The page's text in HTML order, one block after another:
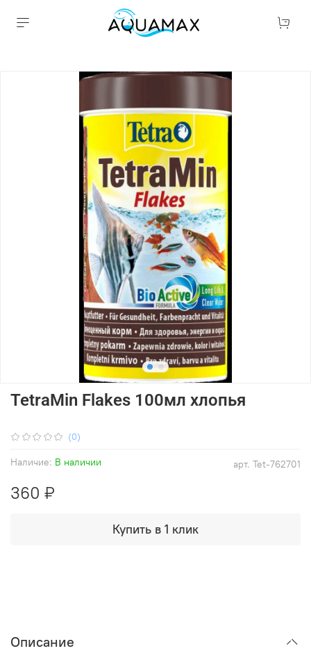
(0)
арт. Tet-762701
Наличие: В наличии
TetraMin Flakes 100мл хлопья
360 ₽
Купить в 1 клик
Описание